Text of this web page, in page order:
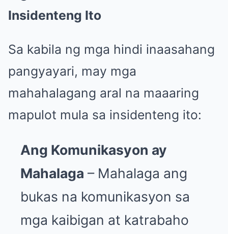
Insidenteng Ito
Sa kabila ng mga hindi inaasahang
pangyayari, may mga
mahahalagang aral na maaaring
mapulot mula sa insidenteng ito:
Ang Komunikasyon ay
Mahalaga – Mahalaga ang
bukas na komunikasyon sa
mga kaibigan at katrabaho